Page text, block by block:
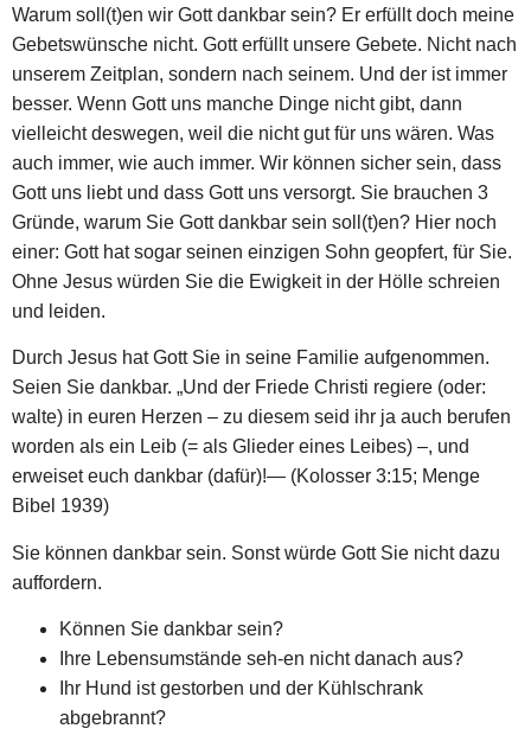
Warum soll(t)en wir Gott dankbar sein? Er erfüllt doch meine
Gebetswünsche nicht. Gott erfüllt unsere Gebete. Nicht nach
unserem Zeitplan, sondern nach seinem. Und der ist immer
besser. Wenn Gott uns manche Dinge nicht gibt, dann
vielleicht deswegen, weil die nicht gut für uns wären. Was
auch immer, wie auch immer. Wir können sicher sein, dass
Gott uns liebt und dass Gott uns versorgt. Sie brauchen 3
Gründe, warum Sie Gott dankbar sein soll(t)en? Hier noch
einer: Gott hat sogar seinen einzigen Sohn geopfert, für Sie.
Ohne Jesus würden Sie die Ewigkeit in der Hölle schreien
und leiden.
Durch Jesus hat Gott Sie in seine Familie aufgenommen.
Seien Sie dankbar. „Und der Friede Christi regiere (oder:
walte) in euren Herzen – zu diesem seid ihr ja auch berufen
worden als ein Leib (= als Glieder eines Leibes) –, und
erweiset euch dankbar (dafür)!― (Kolosser 3:15; Menge
Bibel 1939)
Sie können dankbar sein. Sonst würde Gott Sie nicht dazu
auffordern.
Können Sie dankbar sein?
Ihre Lebensumstände seh-en nicht danach aus?
Ihr Hund ist gestorben und der Kühlschrank
abgebrannt?